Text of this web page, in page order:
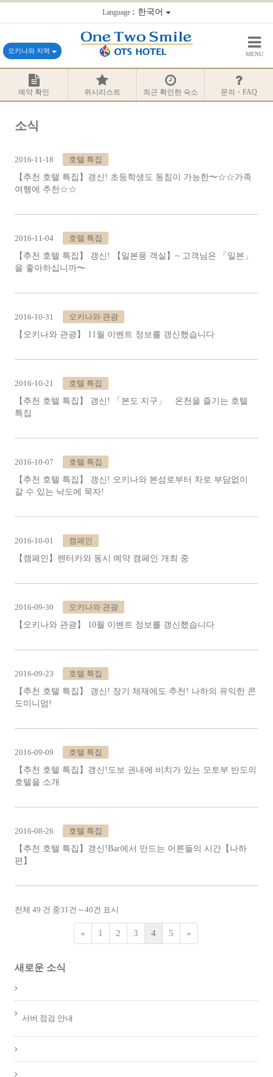
Language：한국어
오키나와 지역 MENU
예약 확인 위시리스트 최근 확인한 숙소 문의・FAQ
소식
2016-11-18
호텔 특집
【추천 호텔 특집】갱신! 초등학생도 동침이 가능한〜☆☆가족
여행에 추천☆☆
2016-11-04
호텔 특집
【추천 호텔 특집】 갱신! 【일본풍 객실】~ 고객님은 「일본」
을 좋아하십니까〜
2016-10-31
오키나와 관광
【오키나와 관광】 11월 이벤트 정보를 갱신했습니다
2016-10-21
호텔 특집
【추천 호텔 특집】 갱신! 「본도 지구」 온천을 즐기는 호텔
특집
2016-10-07
호텔 특집
【추천 호텔 특집】 갱신! 오키나와 본섬로부터 차로 부담없이
갈 수 있는 낙도에 묵자!
2016-10-01
캠페인
【캠페인】렌터카와 동시 예약 캠페인 개최 중
2016-09-30
오키나와 관광
【오키나와 관광】 10월 이벤트 정보를 갱신했습니다
2016-09-23
호텔 특집
【추천 호텔 특집】 갱신! 장기 체재에도 추천! 나하의 유익한 콘
도미니엄!
2016-09-09
호텔 특집
【추천 호텔 특집】갱신!도보 권내에 비치가 있는 모토부 반도의
호텔을 소개
2016-08-26
호텔 특집
【추천 호텔 특집】갱신!Bar에서 만드는 어른들의 시간【나하
편】
전체 49 건 중31건～ 40건 표시
« 1 2 3 4 5 »
새로운 소식
서버 점검 안내